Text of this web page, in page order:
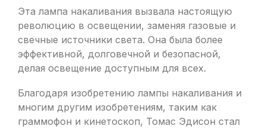
Эта лампа накаливания вызвала настоящую
революцию в освещении, заменяя газовые и
свечные источники света. Она была более
эффективной, долговечной и безопасной,
делая освещение доступным для всех.
Благодаря изобретению лампы накаливания и
многим другим изобретениям, таким как
граммофон и кинетоскоп, Томас Эдисон стал